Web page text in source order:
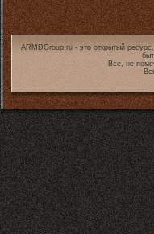
ARMDGroup.ru - это открытый
Все, не